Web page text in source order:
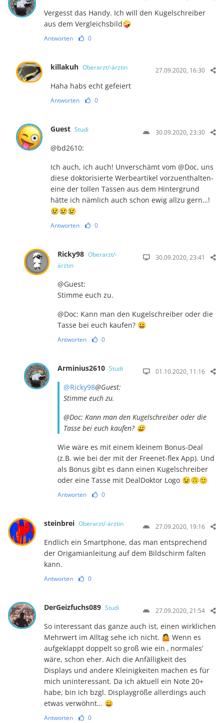
Vergesst das Handy. Ich will den Kugelschreiber
aus dem Vergleichsbild🤪
Antworten 0
killakuh Oberarzt/-ärztin 27.09.2020, 16:30
Haha habs echt gefeiert
Antworten 0
Guest Studi 30.09.2020, 23:30
@bd2610:
Ich auch, ich auch! Unverschämt vom @Doc, uns
diese doktorisierte Werbeartikel vorzuenthalten-
eine der tollen Tassen aus dem Hintergrund
hätte ich nämlich auch schon ewig allzu gern…!
😢😢😢
Antworten 0
Ricky98 Oberarzt/-
ärztin
30.09.2020, 23:41
@Guest:
Stimme euch zu.
@Doc: Kann man den Kugelschreiber oder die
Tasse bei euch kaufen? 😀
Antworten 0
Arminius2610 Studi 01.10.2020, 11:16
@Ricky98@Guest:
Stimme euch zu.
@Doc: Kann man den Kugelschreiber oder die
Tasse bei euch kaufen? 😀
Wie wäre es mit einem kleinem Bonus-Deal
(z.B. wie bei der mit der Freenet-flex App). Und
als Bonus gibt es dann einen Kugelschreiber
oder eine Tasse mit DealDoktor Logo 😉🙃🙂
Antworten 0
steinbrei Oberarzt/-ärztin 27.09.2020, 19:16
Endlich ein Smartphone, das man entsprechend
der Origamianleitung auf dem Bildschirm falten
kann.
Antworten 0
DerGeizfuchs089 Studi 27.09.2020, 21:54
So interessant das ganze auch ist, einen wirklichen
Mehrwert im Alltag sehe ich nicht. 🤷 Wenn es
aufgeklappt doppelt so groß wie ein ‚ normales‘
wäre, schon eher. Aich die Anfälligkeit des
Displays und andere Kleinigkeiten machen es für
mich uninteressant. Da ich aktuell ein Note 20+
habe, bin ich bzgl. Displaygröße allerdings auch
etwas verwöhnt… 😄
Antworten 0